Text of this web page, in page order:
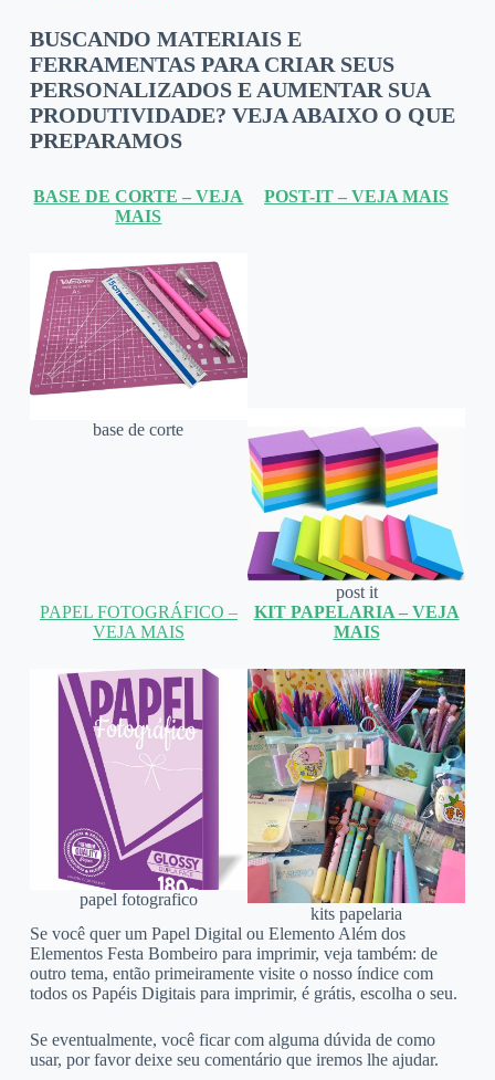
BUSCANDO MATERIAIS E
FERRAMENTAS PARA CRIAR SEUS
PERSONALIZADOS E AUMENTAR SUA
PRODUTIVIDADE? VEJA ABAIXO O QUE
PREPARAMOS
BASE DE CORTE – VEJA
MAIS
base de corte
POST-IT – VEJA MAIS
post it
PAPEL FOTOGRÁFICO –
VEJA MAIS
papel fotografico
KIT PAPELARIA – VEJA
MAIS
kits papelaria
Se você quer um Papel Digital ou Elemento Além dos
Elementos Festa Bombeiro para imprimir, veja também: de
outro tema, então primeiramente visite o nosso índice com
todos os Papéis Digitais para imprimir, é grátis, escolha o seu.
Se eventualmente, você ficar com alguma dúvida de como
usar, por favor deixe seu comentário que iremos lhe ajudar.